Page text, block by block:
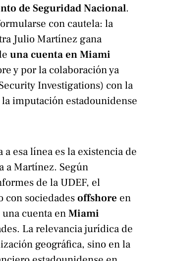
de Seguridad Nacional.
con cautela: la
Julio Martínez gana
una cuenta en Miami
y por la colaboración ya
Investigations) con la
imputación estadounidense
esa línea es la existencia de
a Martínez. Según
de la UDEF, el
con sociedadesoffshore en
una cuenta enMiami
La relevancia jurídica de
geográfica, sino en la